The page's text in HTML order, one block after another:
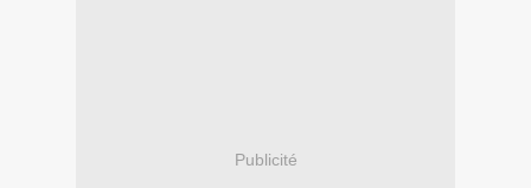
Publicité